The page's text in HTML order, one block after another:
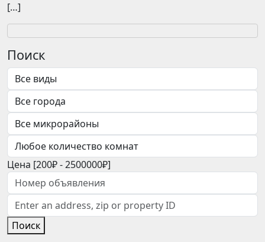
[…]
Поиск
Цена [200₽-2500000₽]
Поиск